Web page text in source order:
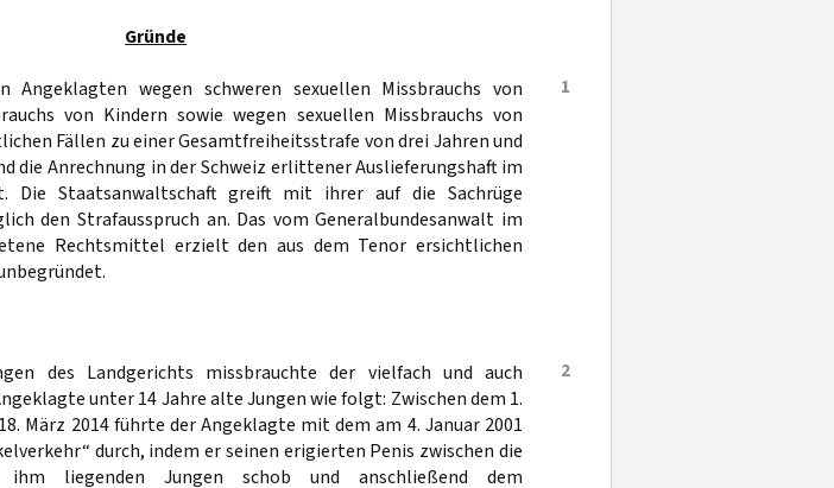
Gründe
1
Angeklagten wegen schweren sexuellen Missbrauchs von
von Kindern sowie wegen sexuellen Missbrauchs von
Fällen zu einer Gesamtfreiheitsstrafe von drei Jahren und
die Anrechnung in der Schweiz erlittener Auslieferungshaft im
Die Staatsanwaltschaft greift mit ihrer auf die Sachrüge
den Strafausspruch an. Das vom Generalbundesanwalt im
Rechtsmittel erzielt den aus dem Tenor ersichtlichen
2
des Landgerichts missbrauchte der vielfach und auch
unter 14 Jahre alte Jungen wie folgt: Zwischen dem 1.
März 2014 führte der Angeklagte mit dem am 4. Januar 2001
durch, indem er seinen erigierten Penis zwischen die
ihm liegenden Jungen schob und anschließend dem